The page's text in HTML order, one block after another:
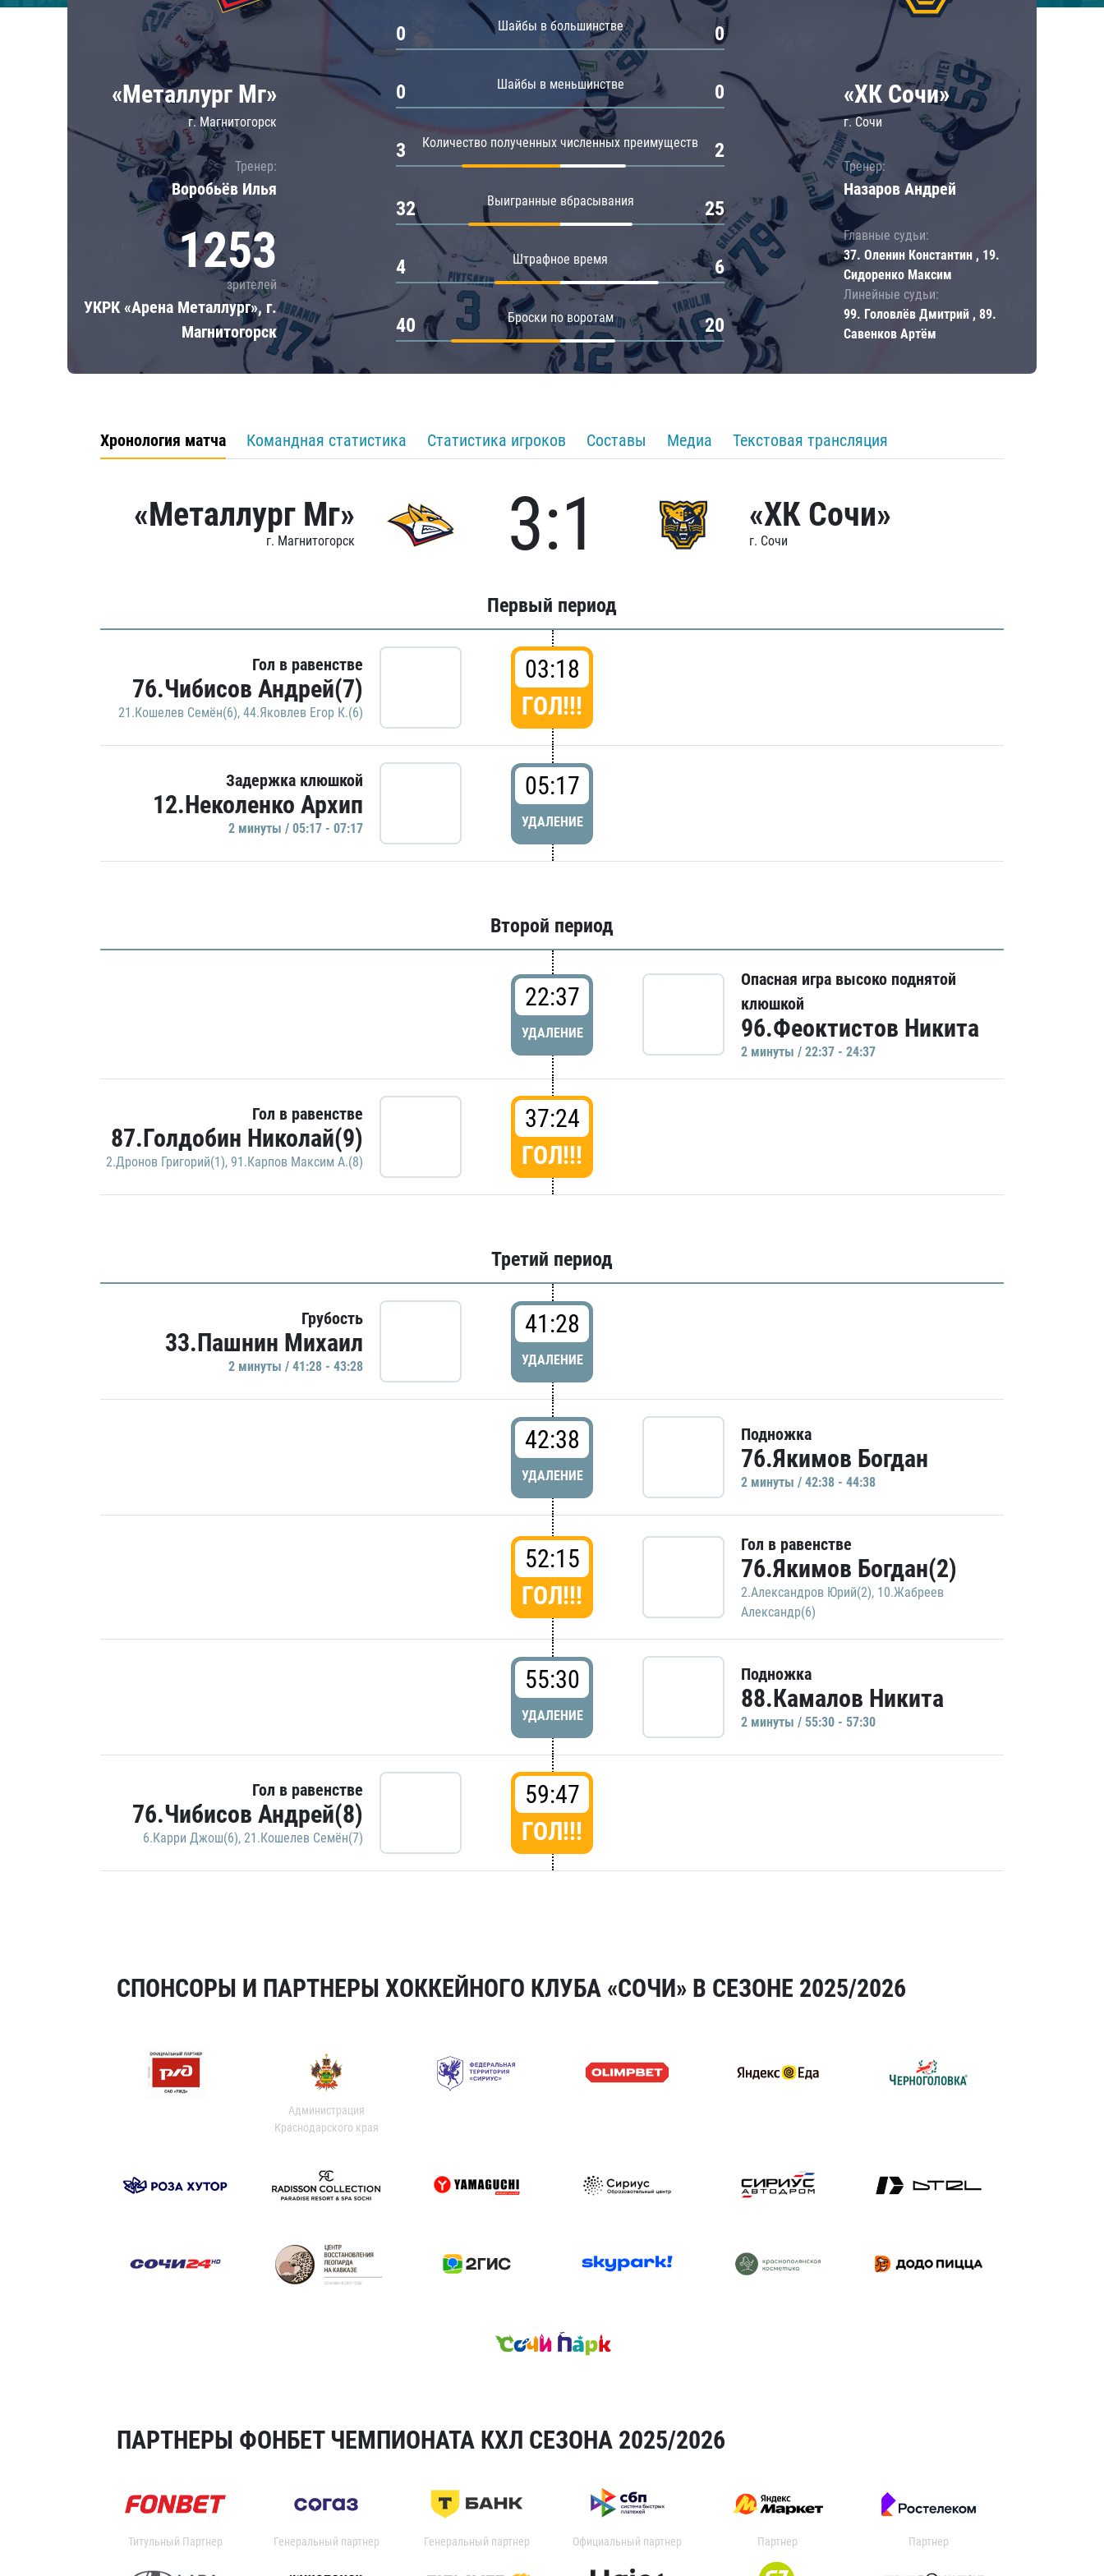
Локомотив
ЦСКА
Шанхайские Драконы
«Металлург Мг»
г. Магнитогорск
Тренер:
Воробьёв Илья
1253
зрителей
УКРК «Арена Металлург», г.
Магнитогорск
Шайбы в большинстве
0 0
Шайбы в меньшинстве
0 0
Количество полученных численных преимуществ
3 2
Выигранные вбрасывания
32 25
Штрафное время
4 6
Броски по воротам
40 20
«ХК Сочи»
г. Сочи
Тренер:
Назаров Андрей
Главные судьи:
37. Оленин Константин , 19.
Сидоренко Максим
Линейные судьи:
99. Головлёв Дмитрий , 89.
Савенков Артём
Хронология матча Командная статистика Статистика игроков Составы Медиа Текстовая трансляция
«Металлург Мг»
г. Магнитогорск 3:1 «ХК Сочи»
г. Сочи
Первый период
Гол в равенстве
76.Чибисов Андрей(7)
21.Кошелев Семён(6), 44.Яковлев Егор К.(6)
03:18
ГОЛ!!!
Задержка клюшкой
12.Неколенко Архип
2 минуты / 05:17 - 07:17
05:17
УДАЛЕНИЕ
Второй период
22:37
УДАЛЕНИЕ
Опасная игра высоко поднятой
клюшкой
96.Феоктистов Никита
2 минуты / 22:37 - 24:37
Гол в равенстве
87.Голдобин Николай(9)
2.Дронов Григорий(1), 91.Карпов Максим А.(8)
37:24
ГОЛ!!!
Третий период
Грубость
33.Пашнин Михаил
2 минуты / 41:28 - 43:28
41:28
УДАЛЕНИЕ
42:38
УДАЛЕНИЕ
Подножка
76.Якимов Богдан
2 минуты / 42:38 - 44:38
52:15
ГОЛ!!!
Гол в равенстве
76.Якимов Богдан(2)
2.Александров Юрий(2), 10.Жабреев
Александр(6)
55:30
УДАЛЕНИЕ
Подножка
88.Камалов Никита
2 минуты / 55:30 - 57:30
Гол в равенстве
76.Чибисов Андрей(8)
6.Карри Джош(6), 21.Кошелев Семён(7)
59:47
ГОЛ!!!
СПОНСОРЫ И ПАРТНЕРЫ ХОККЕЙНОГО КЛУБА «СОЧИ» В СЕЗОНЕ 2025/2026
Администрация
Краснодарского края
ПАРТНЕРЫ ФОНБЕТ ЧЕМПИОНАТА КХЛ СЕЗОНА 2025/2026
Титульный Партнер Генеральный партнер Генеральный партнер Официальный партнер Партнер Партнер